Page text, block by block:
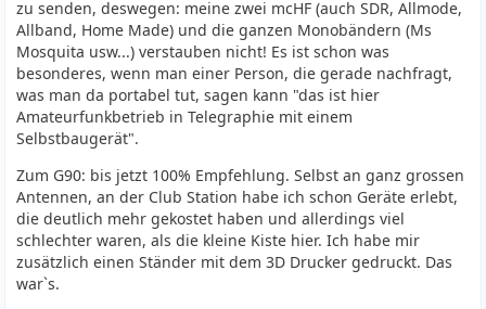
zu senden, deswegen: meine zwei mcHF (auch SDR, Allmode,
Allband, Home Made) und die ganzen Monobändern (Ms
Mosquita usw...) verstauben nicht! Es ist schon was
besonderes, wenn man einer Person, die gerade nachfragt,
was man da portabel tut, sagen kann "das ist hier
Amateurfunkbetrieb in Telegraphie mit einem
Selbstbaugerät".
Zum G90: bis jetzt 100% Empfehlung. Selbst an ganz grossen
Antennen, an der Club Station habe ich schon Geräte erlebt,
die deutlich mehr gekostet haben und allerdings viel
schlechter waren, als die kleine Kiste hier. Ich habe mir
zusätzlich einen Ständer mit dem 3D Drucker gedruckt. Das
war`s.